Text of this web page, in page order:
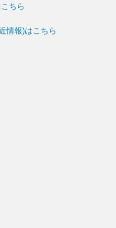
ちら
情報)はこちら